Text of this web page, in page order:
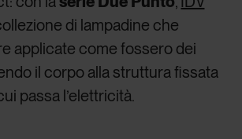
di lampadine che
applicate come fossero dei
il corpo alla struttura fissata
passa l’elettricità.